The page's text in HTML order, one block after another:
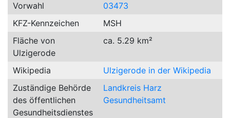
Vorwahl
03473
KFZ-Kennzeichen
MSH
Fläche von
Ulzigerode
ca. 5.29 km²
Wikipedia
Ulzigerode in der Wikipedia
Zuständige Behörde
des öffentlichen
Gesundheitsdienstes
Landkreis Harz
Gesundheitsamt